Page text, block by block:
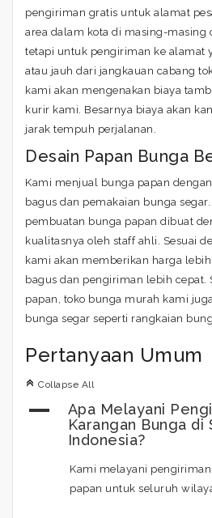
pengiriman gratis untuk alamat
area dalam kota di masing-masing
tetapi untuk pengiriman ke alamat
atau jauh dari jangkauan cabang
kami akan mengenakan biaya
kurir kami. Besarnya biaya akan
jarak tempuh perjalanan.
Desain Papan Bunga
Kami menjual bunga papan
bagus dan pemakaian bunga
pembuatan bunga papan dibuat
kualitasnya oleh staff ahli. Sesuai
kami akan memberikan harga
bagus dan pengiriman lebih cepat.
papan, toko bunga murah kami
bunga segar seperti rangkaian
Pertanyaan Umum
C Collapse All
A
Apa Melayani
Karangan Bunga di
Indonesia?
Kami melayani
papan untuk seluruh